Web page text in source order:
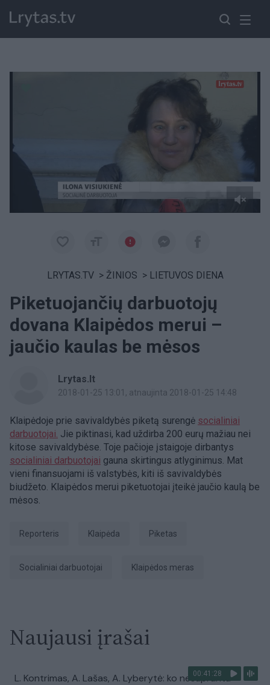
LRYTAS.TV > ŽINIOS > LIETUVOS DIENA
Piketuojančių darbuotojų
dovana Klaipėdos merui –
jaučio kaulas be mėsos
Lrytas.lt
2018-01-25 13:01 , atnaujinta 2018-01-25 14:48
Klaipėdoje prie savivaldybės piketą surengė socialiniai
darbuotojai. Jie piktinasi, kad uždirba 200 eurų mažiau nei
kitose savivaldybėse. Toje pačioje įstaigoje dirbantys
socialiniai darbuotojai gauna skirtingus atlyginimus. Mat
vieni finansuojami iš valstybės, kiti iš savivaldybės
biudžeto. Klaipėdos merui piketuotojai įteikė jaučio kaulą be
mėsos.
Reporteris Klaipėda piketas
socialiniai darbuotojai Klaipėdos meras
Naujausi įrašai
00:41:28
L. Kontrimas, A. Lašas, A. Lyberytė: ko nesupranta